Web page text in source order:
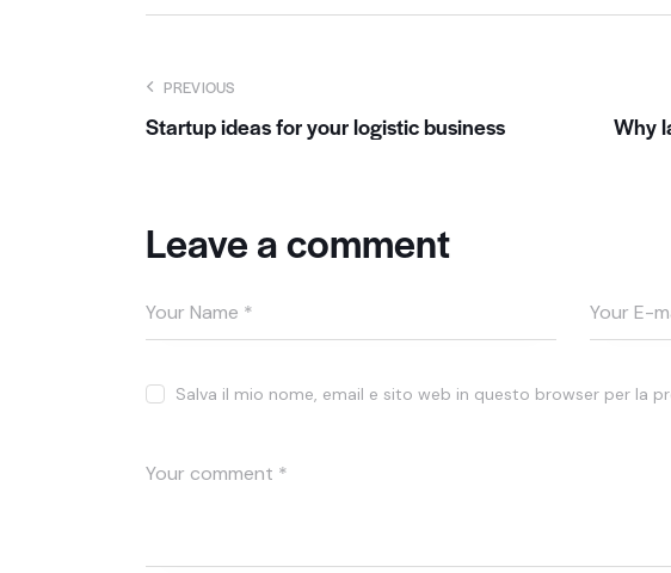
PREVIOUS
Startup ideas for your logistic business Why
Leave a comment
Salva il mio nome, email e sito web in questo browser per la